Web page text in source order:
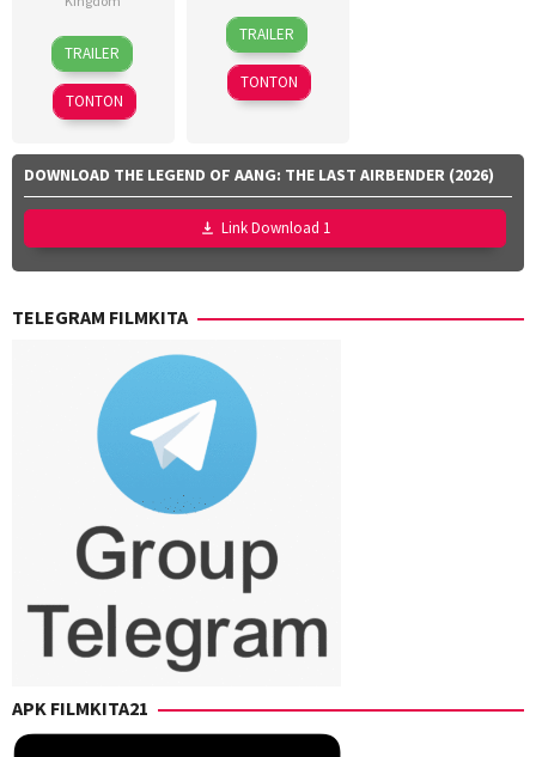
30
Apr
2026
Sandra
Sciberras
TRAILER
TONTON
15
Mar
2026
Callum
Dawson
Christopher
Miller,
Williams,
Jan
Zalar,
John
Sorapure,
Lord,
TRAILER
TONTON
DOWNLOAD THE LEGEND OF AANG: THE LAST AIRBENDER (2026)
Link Download 1
TELEGRAM FILMKITA
APK FILMKITA21